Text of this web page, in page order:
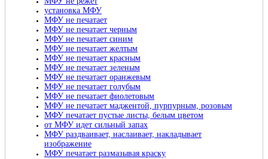
установка МФУ
МФУ не печатает
МФУ не печатает черным
МФУ не печатает синим
МФУ не печатает желтым
МФУ не печатает красным
МФУ не печатает зеленым
МФУ не печатает оранжевым
МФУ не печатает голубым
МФУ не печатает фиолетовым
МФУ не печатает маджентой, пурпурным, розовым
МФУ печатает пустые листы, белым цветом
от МФУ идет сильный запах
МФУ раздваивает, наслаивает, накладывает
изображение
МФУ печатает размазывая краску